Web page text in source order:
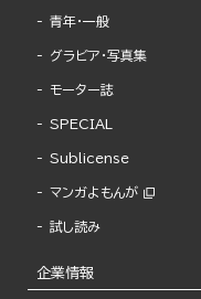
青年・一般
グラビア・写真集
モーター誌
SPECIAL
Sublicense
マンガよもんが
試し読み
企業情報